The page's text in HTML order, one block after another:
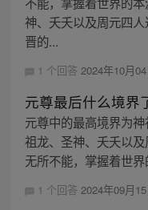
神、夭夭以及周元四
晋的...
1 个回答 2024年10月
元尊最后什么境界
元尊中的最高境界为
祖龙、圣神、夭夭以
无所不能，掌握着世界
1 个回答 2024年09月